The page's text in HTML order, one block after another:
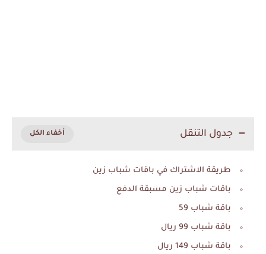
جدول التنقل
طريقة الاشتراك في باقات شباب زين
باقات شباب زين مسبقة الدفع
باقة شباب 59
باقة شباب 99 ريال
باقة شباب 149 ريال